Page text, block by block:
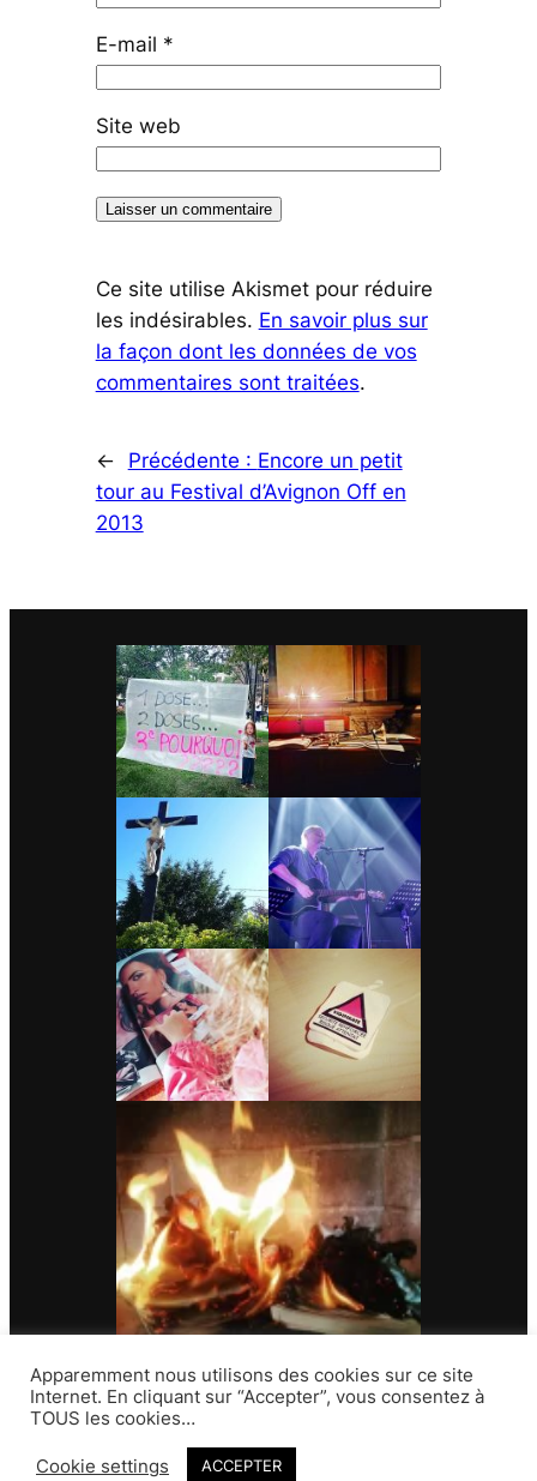
E-mail *
Site web
Ce site utilise Akismet pour réduire
les indésirables. En savoir plus sur
la façon dont les données de vos
commentaires sont traitées.
← Précédente : Encore un petit
tour au Festival d’Avignon Off en
2013
Contact
Apparemment nous utilisons des cookies sur ce site
Internet. En cliquant sur “Accepter”, vous consentez à
TOUS les cookies…
Cookie settings ACCEPTER